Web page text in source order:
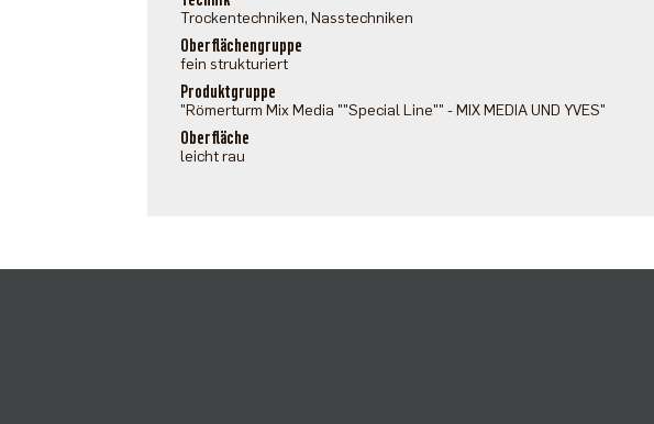
Trockentechniken, Nasstechniken
Oberflächengruppe
fein strukturiert
Produktgruppe
"Römerturm Mix Media ""Special Line"" - MIX MEDIA UND YVES"
Oberfläche
leicht rau